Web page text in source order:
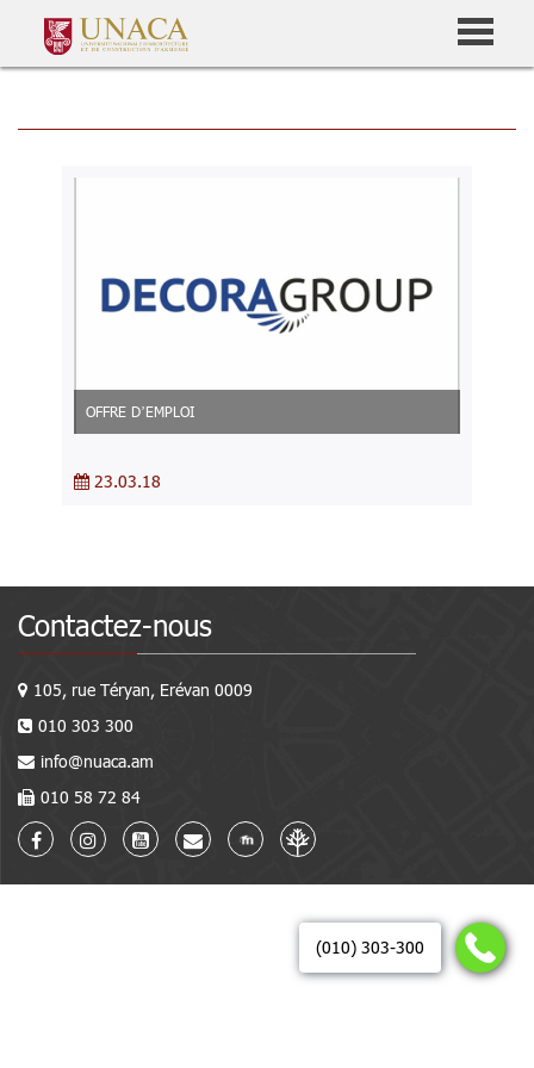
(010) 303-300
OFFRE DʼEMPLOI
23.03.18
Contactez-nous
105, rue Téryan, Erévan 0009
010 303 300
info@nuaca.am
010 58 72 84